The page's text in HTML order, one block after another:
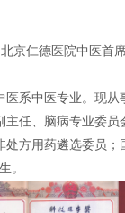
仁德医院中医首席
中医专业。现从
主任、脑病专业委
处方用药遴选委员
。